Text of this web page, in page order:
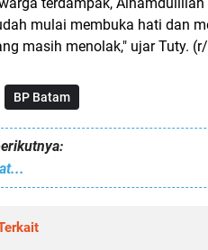
mulai membuka hati dan
masih menolak," ujar Tuty.
BP Batam